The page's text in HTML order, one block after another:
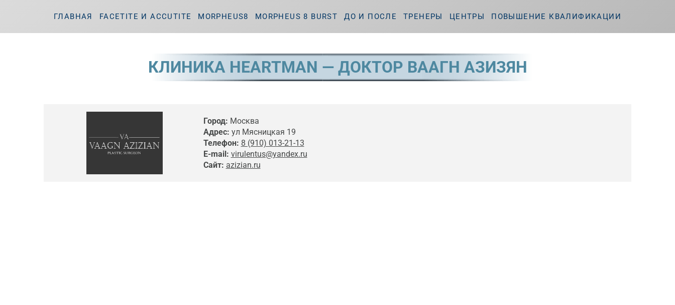
ГЛАВНАЯ FACETITE И ACCUTITE MORPHEUS8 MORPHEUS 8 BURST ДО И ПОСЛЕ ТРЕНЕРЫ ЦЕНТРЫ ПОВЫШЕНИЕ КВАЛИФИКАЦИИ
КЛИНИКА HEARTMAN — ДОКТОР ВААГН АЗИЗЯН
Город: Москва
Адрес: ул Мясницкая 19
Телефон: 8 (910) 013-21-13
E-mail: virulentus@yandex.ru
Сайт: azizian.ru